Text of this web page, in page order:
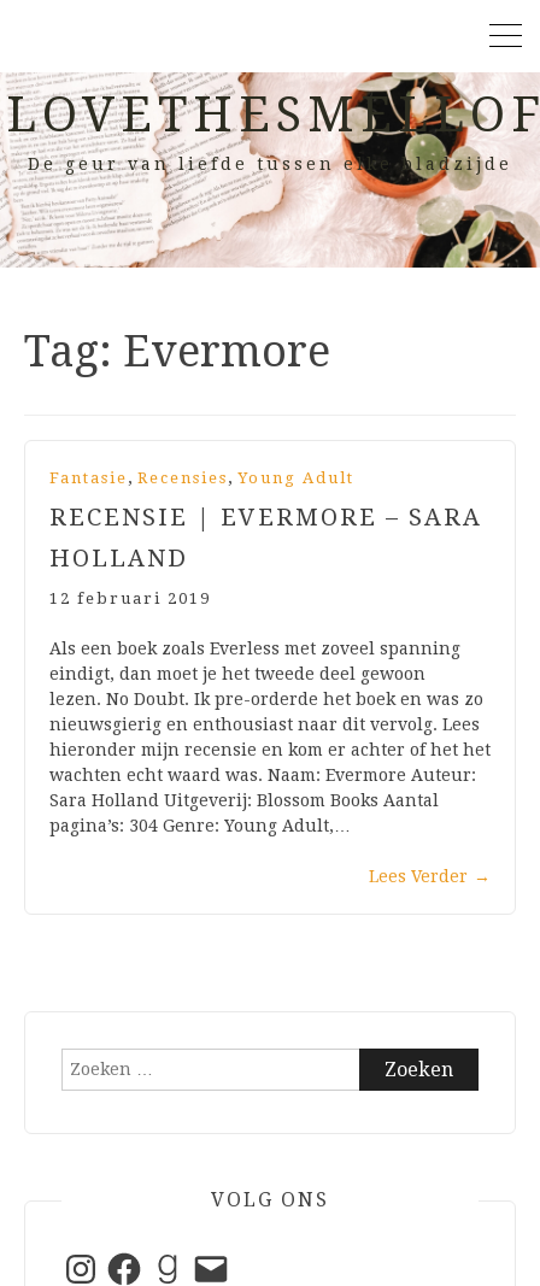
De geur van liefde tussen elke bladzijde
Tag: Evermore
Fantasie , Recensies , Young Adult
RECENSIE | EVERMORE – SARA
HOLLAND
12 februari 2019
Als een boek zoals Everless met zoveel spanning
eindigt, dan moet je het tweede deel gewoon
lezen. No Doubt. Ik pre-orderde het boek en was zo
nieuwsgierig en enthousiast naar dit vervolg. Lees
hieronder mijn recensie en kom er achter of het het
wachten echt waard was. Naam: Evermore Auteur:
Sara Holland Uitgeverij: Blossom Books Aantal
pagina’s: 304 Genre: Young Adult,…
Lees Verder →
Zoeken
VOLG ONS
InstagramFacebookGoodreads
E-
mail